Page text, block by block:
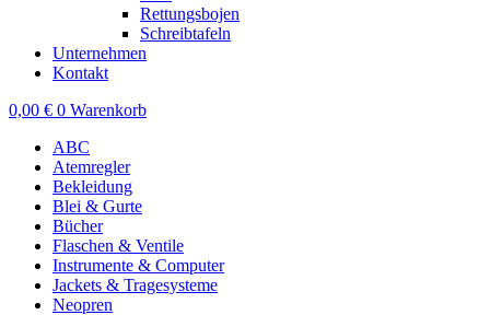
Rettungsbojen
Schreibtafeln
Unternehmen
Kontakt
0,00 € 0 Warenkorb
ABC
Atemregler
Bekleidung
Blei & Gurte
Bücher
Flaschen & Ventile
Instrumente & Computer
Jackets & Tragesysteme
Neopren